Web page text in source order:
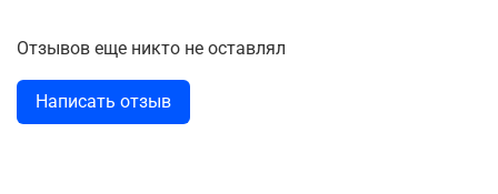
Отзывов еще никто не оставлял
Написать отзыв